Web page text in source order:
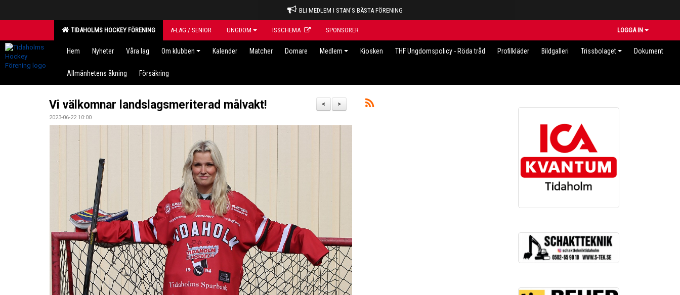
BLI MEDLEM I STAN'S BÄSTA FÖRENING
TIDAHOLMS HOCKEY FÖRENING A-LAG / SENIOR UNGDOM ISSCHEMA SPONSORER LOGGA IN
Hem Nyheter Våra lag Om klubben Kalender Matcher Domare Medlem Kiosken THF Ungdomspolicy - Röda tråd Profilkläder Bildgalleri Trissbolaget Dokument
Allmänhetens åkning Försäkring
>
<
Vi välkomnar landslagsmeriterad målvakt!
2023-06-22 10:00